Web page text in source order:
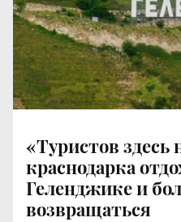
«Туристов здесь
краснодарка
Геленджике и
возвращаться